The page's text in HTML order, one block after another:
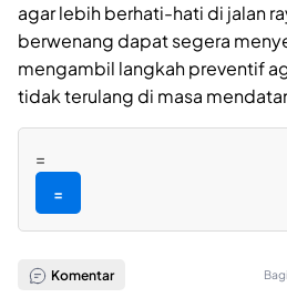
agar lebih berhati-hati di jalan
berwenang dapat segera
mengambil langkah preventif
tidak terulang di masa
=
=
Komentar